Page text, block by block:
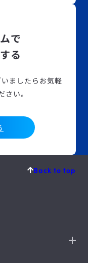
で
る
ましたらお気軽
い。
Back to top